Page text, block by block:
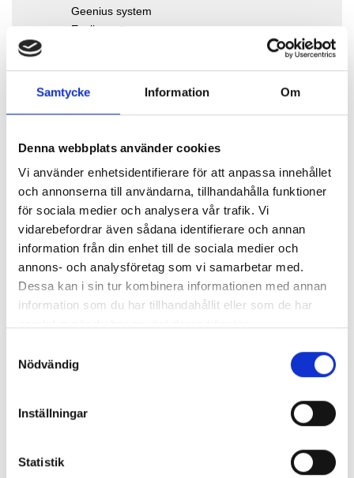
Samtycke Information Om
Denna webbplats använder cookies
Vi använder enhetsidentifierare för att anpassa innehållet
och annonserna till användarna, tillhandahålla funktioner
för sociala medier och analysera vår trafik. Vi
vidarebefordrar även sådana identifierare och annan
information från din enhet till de sociala medier och
annons- och analysföretag som vi samarbetar med.
Dessa kan i sin tur kombinera informationen med annan
information som du har tillhandahållit eller som de har
Nödvändig
Inställningar
Statistik
Geenius system
Evolis system
Produkter for testing av infeksjonsykdommer
Sentrifugering
Analysesystem